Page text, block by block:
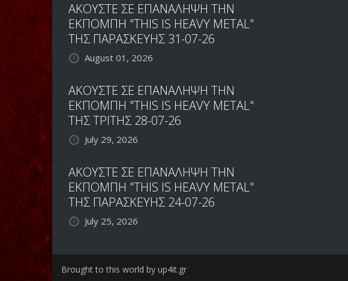
ΑΚΟΥΣΤΕ ΣΕ ΕΠΑΝΑΛΗΨΗ ΤΗΝ
ΕΚΠΟΜΠΗ "THIS IS HEAVY METAL"
ΤΗΣ ΠΑΡΑΣΚΕΥΗΣ 31-07-26
August 01, 2026
ΑΚΟΥΣΤΕ ΣΕ ΕΠΑΝΑΛΗΨΗ ΤΗΝ
ΕΚΠΟΜΠΗ "THIS IS HEAVY METAL"
ΤΗΣ ΤΡΙΤΗΣ 28-07-26
July 29, 2026
ΑΚΟΥΣΤΕ ΣΕ ΕΠΑΝΑΛΗΨΗ ΤΗΝ
ΕΚΠΟΜΠΗ "THIS IS HEAVY METAL"
ΤΗΣ ΠΑΡΑΣΚΕΥΗΣ 24-07-26
July 25, 2026
Brought to this world by up4it.gr